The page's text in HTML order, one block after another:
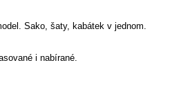
Sako, šaty, kabátek v jednom.
i nabírané.